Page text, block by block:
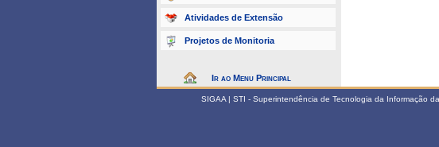
Atividades de Extensão
Projetos de Monitoria
Ir ao Menu Principal
SIGAA | STI - Superintendência de Tecnologia da Informação